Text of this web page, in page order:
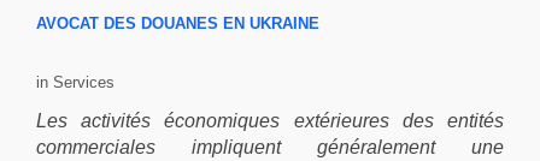
AVOCAT DES DOUANES EN UKRAINE
in Services
Les activités économiques extérieures des entités
commerciales impliquent généralement une